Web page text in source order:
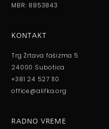
MBR: 8853843
KONTAKT
Trg Žrtava fašizma 5
24000 Subotica
+381 24 527 110
office@alifka.org
RADNO VREME